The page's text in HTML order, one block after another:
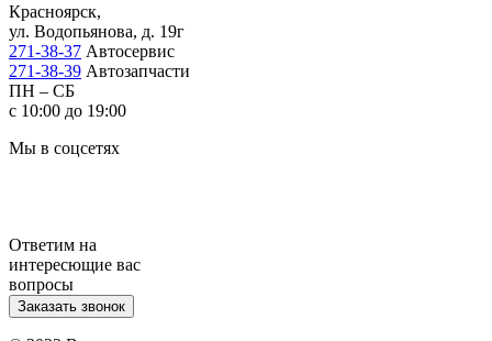
Красноярск,
ул. Водопьянова, д. 19г
271-38-37 Автосервис
271-38-39 Автозапчасти
ПН – СБ
с 10:00 до 19:00
Мы в соцсетях
Ответим на
интересющие вас
вопросы
Заказать звонок